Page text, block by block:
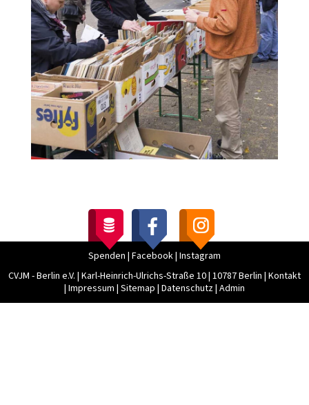
CVJM - Berlin e.V. | Karl-Heinrich-Ulrichs-Straße 10| 10787 Berlin | Kontakt
| Impressum | Sitemap | Datenschutz| Admin
Spenden | Facebook| Instagram